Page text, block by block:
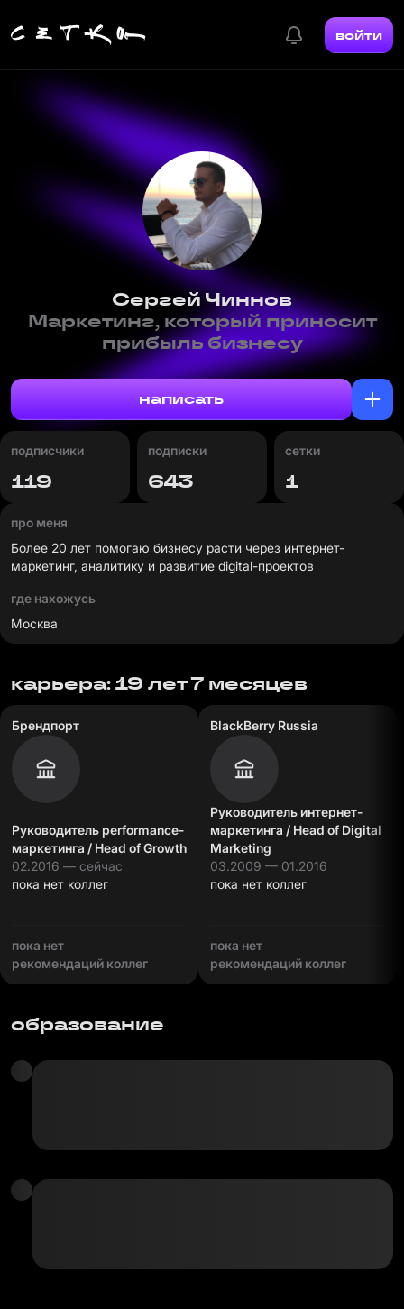
войти
Сергей Чиннов
Маркетинг, который приносит
прибыль бизнесу
написать
подписчики
119
подписки
643
сетки
1
про меня
Более 20 лет помогаю бизнесу расти через интернет-
маркетинг, аналитику и развитие digital-проектов
где нахожусь
Москва
карьера: 19 лет 7 месяцев
Брендпорт
Руководитель performance-
маркетинга / Head of Growth
02.2016 — сейчас
пока нет коллег
пока нет
рекомендаций коллег
BlackBerry Russia
Руководитель интернет-
маркетинга / Head of Digital
Marketing
03.2009 — 01.2016
пока нет коллег
пока нет
рекомендаций коллег
образование